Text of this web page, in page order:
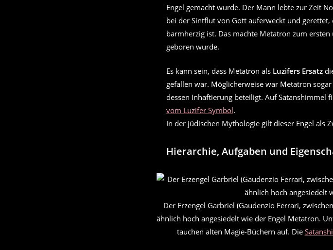
Engel gemacht wurde. Der Mann lebte zur Zeit
bei der Sintflut von Gott auferweckt und
barmherzig ist. Das machte Metatron zum ersten
geboren wurde.
Es kann sein, dass Metatron als Luzifers Ersatz
gefallen war. Möglicherweise war Metatron
dessen Inhaftierung beteiligt. Auf Satanshimmel
vom Luzifer Symbol.
In der jüdischen Mythologie gilt dieser Engel als
Hierarchie, Aufgaben und
Der Erzengel Garbriel (Gaudenzio Ferrari,
ähnlich hoch angesiedelt wie der Engel Metatron.
tauchen alten Magie-Büchern auf. Die